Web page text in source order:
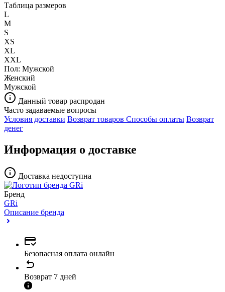
Таблица размеров
L
M
S
XS
XL
XXL
Пол: Мужской
Женский
Мужской
Данный товар распродан
Часто задаваемые вопросы
Условия доставки Возврат товаров Способы оплаты Возврат
денег
Информация о доставке
Доставка недоступна
Бренд
GRi
Описание бренда
Безопасная оплата онлайн
Возврат 7 дней